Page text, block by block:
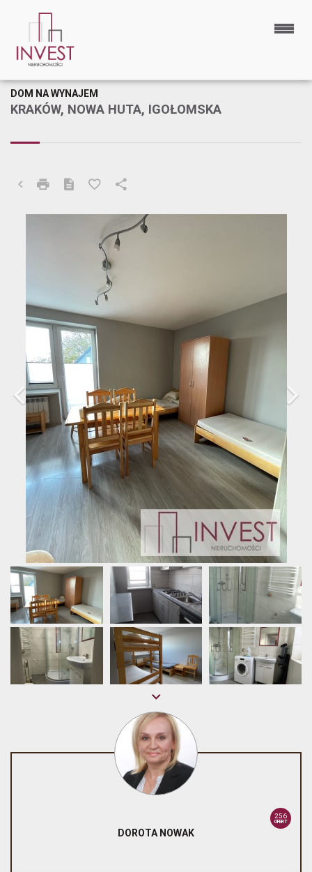
KRAKÓW, NOWA HUTA, IGOŁOMSKA
DOM NA WYNAJEM
256
OFERT
DOROTA NOWAK